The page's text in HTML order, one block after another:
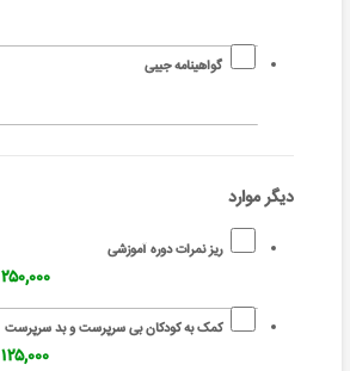
گواهینامه جیبی
دیگر موارد
ریز نمرات دوره آموزشی
۲۵۰,۰۰۰ تومان
کمک به کودکان بی سرپرست و بد سرپرست
۱۲۵,۰۰۰ تومان